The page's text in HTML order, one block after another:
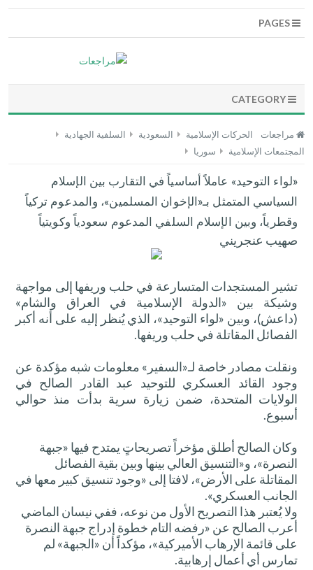
CATEGORY
مراجعات الحركات الإسلامية السعودية
السلفية الجهادية
المجتمعات الإسلامية
سوريا
«لواء التوحيد» عاملاً أساسياً في التقارب بين الإسلام
السياسي المتمثل بـ«الإخوان المسلمين»، والمدعوم تركياً
وقطرياً، وبين الإسلام السلفي المدعوم سعودياً وكويتياً
صهيب عنجريني
تشير المستجدات المتسارعة في حلب وريفها إلى مواجهة
وشيكة بين «الدولة الإسلامية في العراق والشام»
(داعش)، وبين «لواء التوحيد»، الذي يُنظر إليه على أنه أكبر
الفصائل المقاتلة في حلب وريفها.
ونقلت مصادر خاصة لـ«السفير» معلومات شبه مؤكدة عن
وجود القائد العسكري للتوحيد عبد القادر الصالح في
الولايات المتحدة، ضمن زيارة سرية بدأت منذ حوالي
أسبوع.
وكان الصالح أطلق مؤخراً تصريحاتٍ يمتدح فيها «جبهة
النصرة»، و«التنسيق العالي بينها وبين بقية الفصائل
المقاتلة على الأرض»، لافتا إلى «وجود تنسيق كبير معها في
الجانب العسكري».
ولا يُعتبر هذا التصريح الأول من نوعه، ففي نيسان الماضي
أعرب الصالح عن «رفضه التام خطوة إدراج جبهة النصرة
على قائمة الإرهاب الأميركية»، مؤكداً أن «الجبهة» لم
تمارس أي أعمال إرهابية.